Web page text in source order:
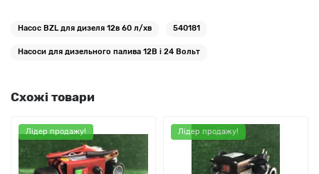
Насос BZL для дизеля 12в 60 л/хв 540181
Насоси для дизельного палива 12В і 24 Вольт
Схожі товари
Лідер продажу! Лідер продажу!